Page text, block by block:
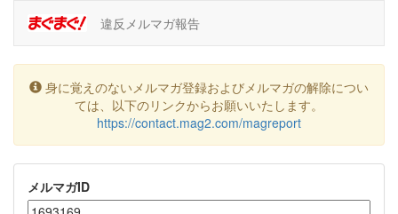
違反メルマガ報告
身に覚えのないメルマガ登録およびメルマガの解除につい
ては、以下のリンクからお願いいたします。
https://contact.mag2.com/magreport
メルマガID